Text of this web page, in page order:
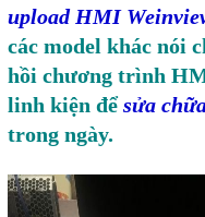
upload HMI
các model khác nói
hồi chương trình
linh kiện đểsửa
trong ngày.
Toàn Xe Nâng
Hệ thống điều khiển
sát và thu thập dữ liệu
Giải pháp quản lý bằng
Bảng LED điện tử